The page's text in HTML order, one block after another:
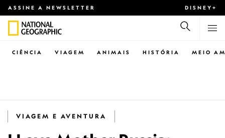
ASSINE A NEWSLETTER DISNEY+
CIÊNCIA VIAGEM ANIMAIS HISTÓRIA MEIO
VIAGEM E AVENTURA